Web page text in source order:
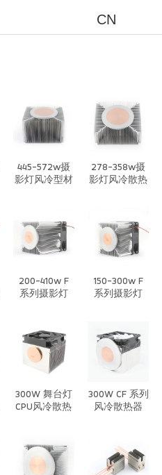
CN
445-572w摄
影灯风冷型材
278-358w摄
影灯风冷散热
200-410w F
系列摄影灯
150-300w F
系列摄影灯
300W 舞台灯
CPU风冷散热
300W CF 系列
风冷散热器